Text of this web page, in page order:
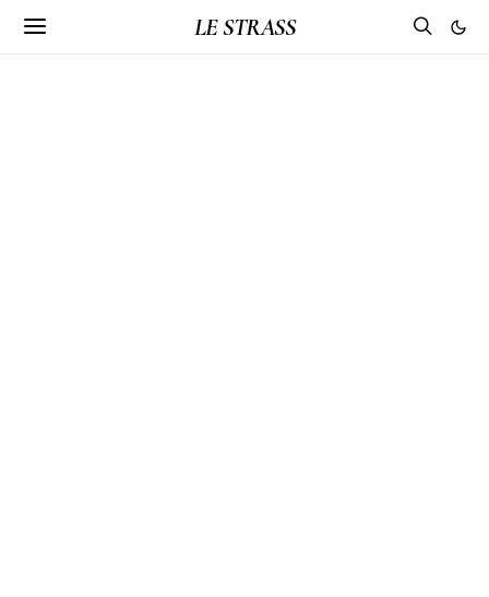
LE STRASS